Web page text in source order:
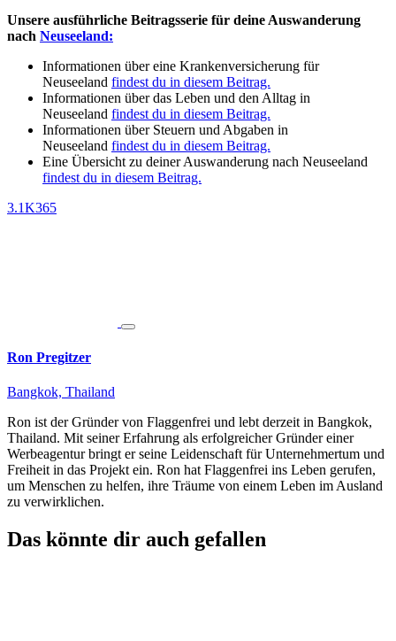
Unsere ausführliche Beitragsserie für deine Auswanderung
nach Neuseeland:
Informationen über eine Krankenversicherung für
Neuseeland findest du in diesem Beitrag.
Informationen über das Leben und den Alltag in
Neuseeland findest du in diesem Beitrag.
Informationen über Steuern und Abgaben in
Neuseeland findest du in diesem Beitrag.
Eine Übersicht zu deiner Auswanderung nach Neuseeland
findest du in diesem Beitrag.
3.1K365
Ron Pregitzer
Bangkok, Thailand
Ron ist der Gründer von Flaggenfrei und lebt derzeit in Bangkok,
Thailand. Mit seiner Erfahrung als erfolgreicher Gründer einer
Werbeagentur bringt er seine Leidenschaft für Unternehmertum und
Freiheit in das Projekt ein. Ron hat Flaggenfrei ins Leben gerufen,
um Menschen zu helfen, ihre Träume von einem Leben im Ausland
zu verwirklichen.
Das könnte dir auch gefallen